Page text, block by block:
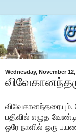
Wednesday, November 12,
விவேகானந்தரையும்,
பதிவில் எழுத
ஒரே நாளில் ஒரு